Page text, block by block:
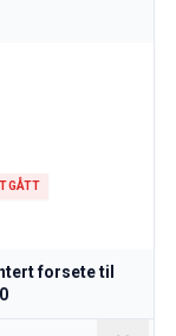
forsete til